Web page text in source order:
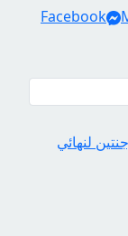
Facebook
لنهائي